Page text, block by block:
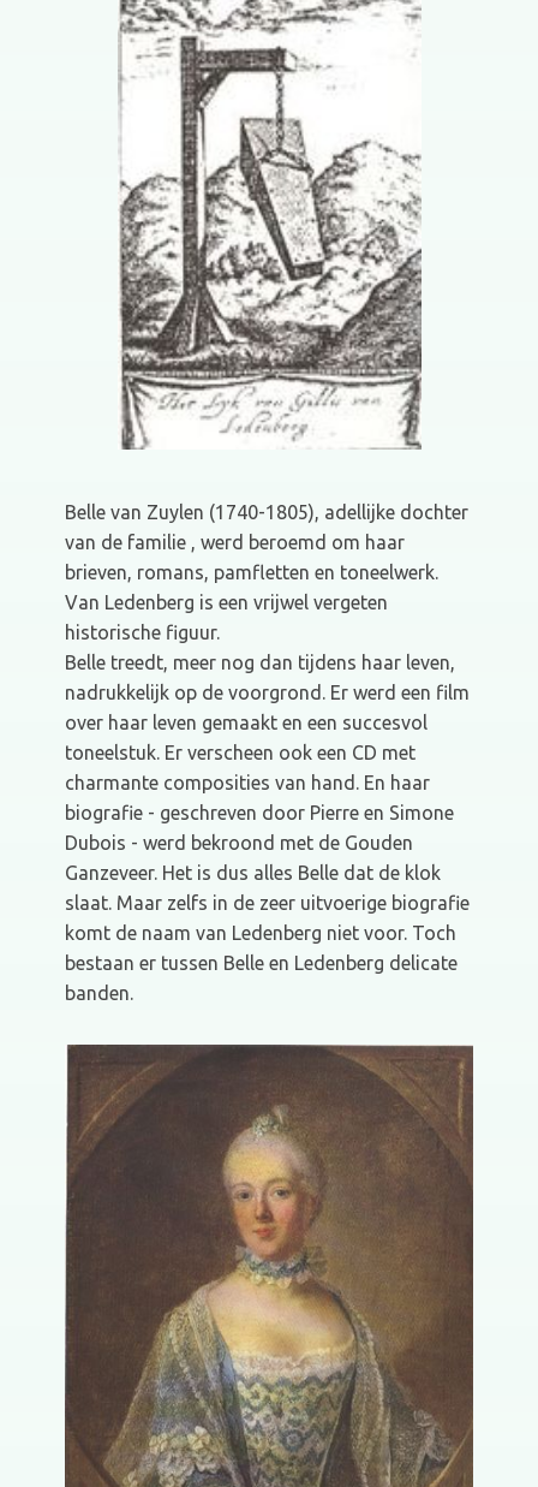
Belle van Zuylen (1740-1805), adellijke dochter
van de familie , werd beroemd om haar
brieven, romans, pamfletten en toneelwerk.
Van Ledenberg is een vrijwel vergeten
historische figuur.
Belle treedt, meer nog dan tijdens haar leven,
nadrukkelijk op de voorgrond. Er werd een film
over haar leven gemaakt en een succesvol
toneelstuk. Er verscheen ook een CD met
charmante composities van hand. En haar
biografie - geschreven door Pierre en Simone
Dubois - werd bekroond met de Gouden
Ganzeveer. Het is dus alles Belle dat de klok
slaat. Maar zelfs in de zeer uitvoerige biografie
komt de naam van Ledenberg niet voor. Toch
bestaan er tussen Belle en Ledenberg delicate
banden.